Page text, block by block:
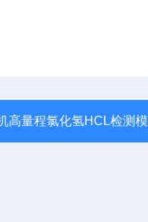
高量程氯化氢HCL检测